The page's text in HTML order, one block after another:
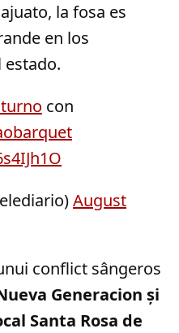
la fosa es
en los
estado.
con
August
conflict sângeros
Generacion și
Santa Rosa de